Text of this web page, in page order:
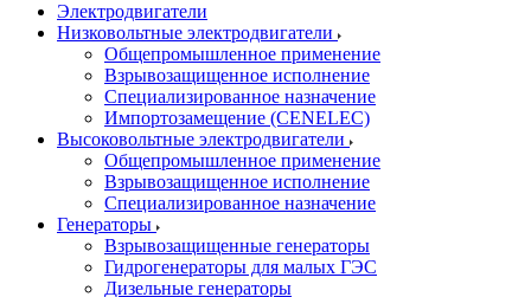
Электродвигатели
Низковольтные электродвигатели
Общепромышленное применение
Взрывозащищенное исполнение
Специализированное назначение
Импортозамещение (CENELEC)
Высоковольтные электродвигатели
Общепромышленное применение
Взрывозащищенное исполнение
Специализированное назначение
Генераторы
Взрывозащищенные генераторы
Гидрогенераторы для малых ГЭС
Дизельные генераторы